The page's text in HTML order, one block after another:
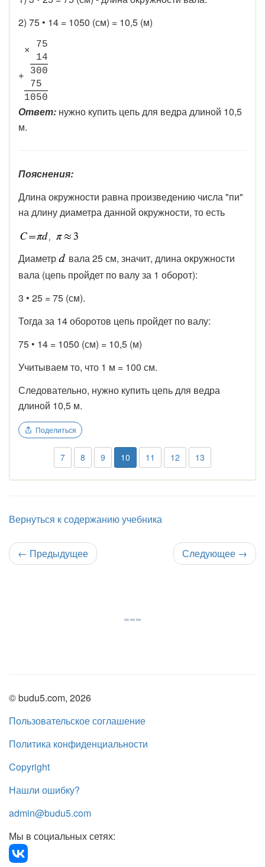
2) 75 • 14 = 1050 (см) = 10,5 (м)
×
75
14
+
300
75
1050
Ответ: нужно купить цепь для ведра длиной 10,5
м.
Пояснения:
Длина окружности равна произведению числа"пи"
на длину диаметра данной окружности, то есть
Диаметр
вала 25 см, значит, длина окружности
вала (цепь пройдет по валу за 1 оборот):
3 • 25 = 75 (см).
Тогда за 14 оборотов цепь пройдет по валу:
75 • 14 = 1050 (см) = 10,5 (м)
Учитываем то, что 1 м = 100 см.
Следовательно, нужно купить цепь для ведра
длиной 10,5 м.
Поделиться
7 8 9 10 11 12 13
Вернуться к содержанию учебника
← Предыдущее Следующее →
© budu5.com, 2026
Пользовательское соглашение
Политика конфиденциальности
Copyright
Нашли ошибку?
admin@budu5.com
Мы в социальных сетях: